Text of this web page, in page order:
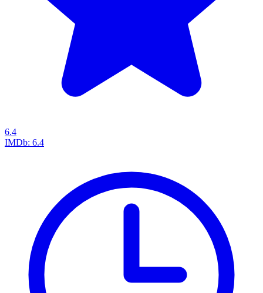
6.4
IMDb: 6.4